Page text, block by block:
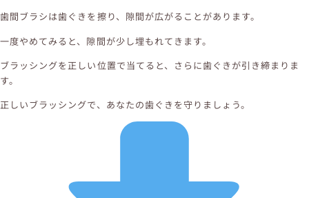
歯間ブラシは歯ぐきを擦り、隙間が広がることがあります。
一度やめてみると、隙間が少し埋もれてきます。
ブラッシングを正しい位置で当てると、さらに歯ぐきが引き締まりま
す。
正しいブラッシングで、あなたの歯ぐきを守りましょう。